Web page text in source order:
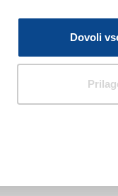
Dovoli
V Kioskih